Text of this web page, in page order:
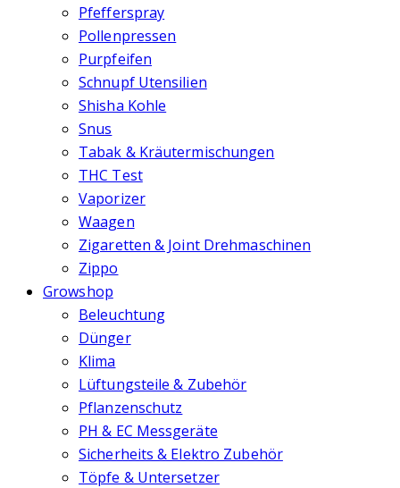
Pfefferspray
Pollenpressen
Purpfeifen
Schnupf Utensilien
Shisha Kohle
Snus
Tabak & Kräutermischungen
THC Test
Vaporizer
Waagen
Zigaretten & Joint Drehmaschinen
Zippo
Growshop
Beleuchtung
Dünger
Klima
Lüftungsteile & Zubehör
Pflanzenschutz
PH & EC Messgeräte
Sicherheits & Elektro Zubehör
Töpfe & Untersetzer